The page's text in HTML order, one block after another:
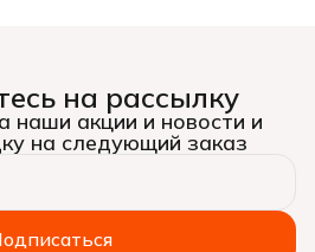
на рассылку
наши акции и новости и
на следующий заказ